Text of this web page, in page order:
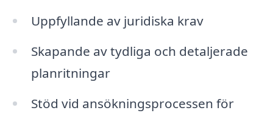
Uppfyllande av juridiska krav
Skapande av tydliga och detaljerade
planritningar
Stöd vid ansökningsprocessen för